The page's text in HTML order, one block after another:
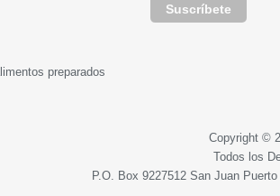
preparados
Suscríbete
Copyright ©
Todos los
P.O. Box 9227512 San Juan